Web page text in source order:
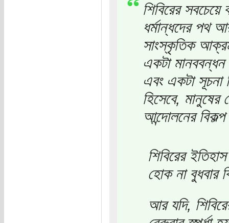
শিবিরের
ধর্মান্ধদের পথ
সাংস্কৃতিক
একটা
এবং একটা সূচনা
হিসেবে,
আন্দোলনের
শিবিরের
হোক না বুধবার
আর যদি,